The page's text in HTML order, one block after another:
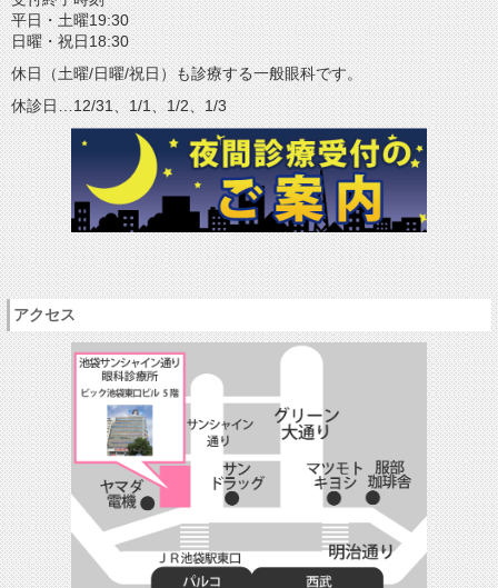
平日・土曜19:30
日曜・祝日18:30
休日（土曜/日曜/祝日）も診療する一般眼科です。
休診日…12/31、1/1、1/2、1/3
アクセス